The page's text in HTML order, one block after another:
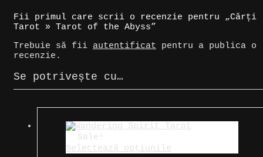
Fii primul care scrii o recenzie pentru „Cărți
Tarot » Tarot of the Abyss”
Trebuie să fii autentificat pentru a publica o
recenzie.
Se potrivește cu…
Sale!
Selectează opțiunile